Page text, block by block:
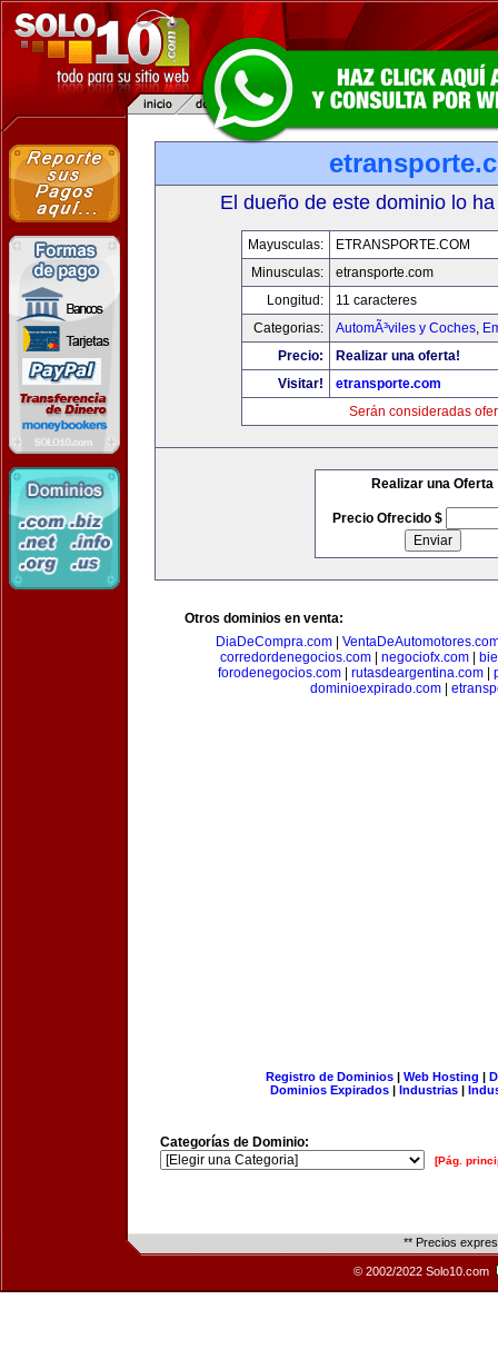
El dueño de este dominio lo
Mayusculas:
ETRANSPORTE.COM
Minusculas:
etransporte.com
Longitud:
11 caracteres
Categorias:
AutomÃ³viles y Coches,
Precio:
Realizar una oferta!
Visitar!
etransporte.com
Serán consideradas
Realizar una Oferta
Precio Ofrecido $
Otros dominios en venta:
DiaDeCompra.com|
corredordenegocios.com
negociofx.com
forodenegocios.com| rutasdeargentina.com|
dominioexpirado.com|
Registro de Dominios| Web Hosting |
Dominios Expirados | Industrias |
Categorías de Dominio:
[Pág.
** Precios
© 2002/2022 Solo10.com